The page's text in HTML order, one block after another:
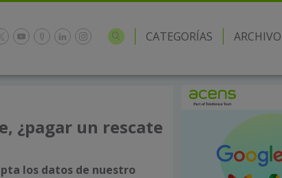
CATEGORÍAS ARCHIVO
¿pagar un rescate
los datos de nuestro